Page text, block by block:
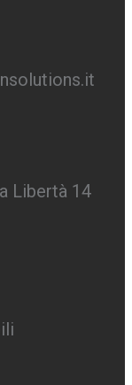
Libertà 14